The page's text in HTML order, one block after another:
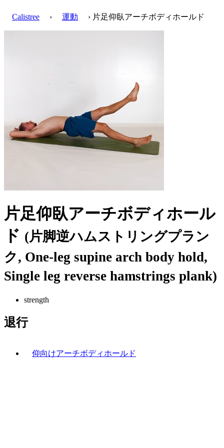
Calistree › 運動 › 片足仰臥アーチボディホールド
片足仰臥アーチボディホール
ド (片脚逆ハムストリングプラン
ク, One-leg supine arch body hold,
Single leg reverse hamstrings plank)
strength
退行
仰向けアーチボディホールド